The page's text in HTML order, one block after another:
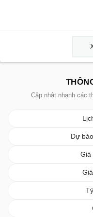
Cập nhật nhanh các
Dự
Giá